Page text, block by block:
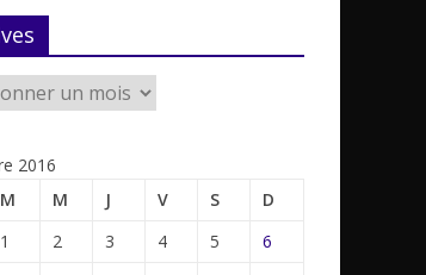
2016
M M J V S
D
1
2 3 4 5
6